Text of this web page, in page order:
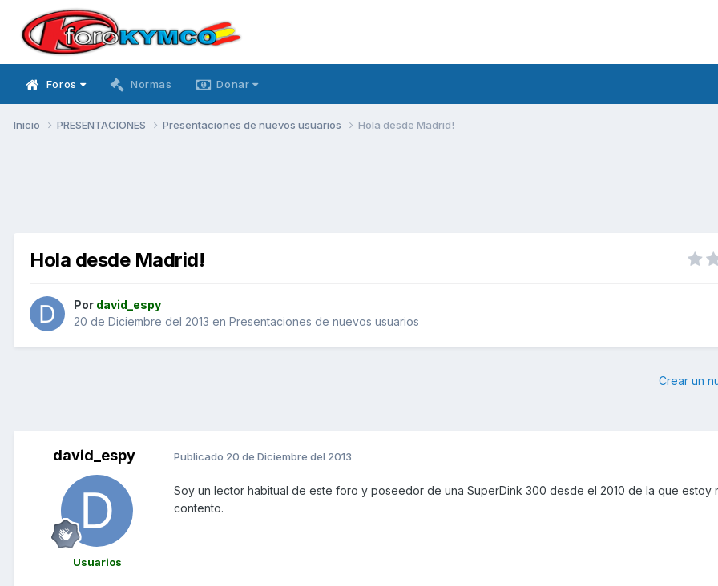
Foros Normas Donar
Inicio PRESENTACIONES Presentaciones de nuevos usuarios Hola desde Madrid!
Hola desde Madrid!
Por david_espy
20 de Diciembre del 2013 en Presentaciones de nuevos usuarios
Crear un
david_espy
Usuarios
Publicado 20 de Diciembre del 2013
Soy un lector habitual de este foro y poseedor de una SuperDink 300 desde el 2010 de la que estoy
contento.